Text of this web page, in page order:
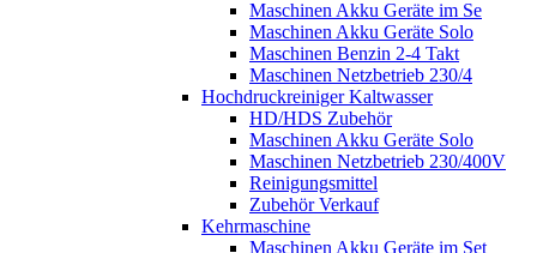
Maschinen Akku Geräte im Se
Maschinen Akku Geräte Solo
Maschinen Benzin 2-4 Takt
Maschinen Netzbetrieb 230/4
Hochdruckreiniger Kaltwasser
HD/HDS Zubehör
Maschinen Akku Geräte Solo
Maschinen Netzbetrieb 230/400V
Reinigungsmittel
Zubehör Verkauf
Kehrmaschine
Maschinen Akku Geräte im Set